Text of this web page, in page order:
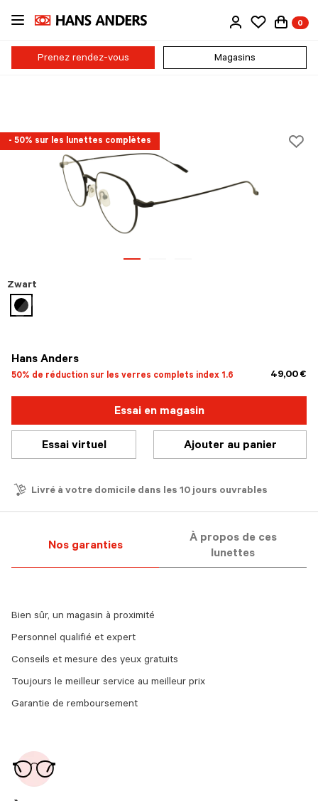
Passer
contenu
principal
0
Prenez rendez-vous Magasins
- 50% sur les lunettes complètes
Hans Anders
50% de réduction sur les verres complets index 1.6 49,00 €
Zwart
sélectionné
Essai en magasin
Essai virtuel Ajouter au panier
Livré à votre domicile dans les 10 jours ouvrables
Nos garanties
À propos de ces
lunettes
Bien sûr, un magasin à proximité
Personnel qualifié et expert
Conseils et mesure des yeux gratuits
Toujours le meilleur service au meilleur prix
Garantie de remboursement